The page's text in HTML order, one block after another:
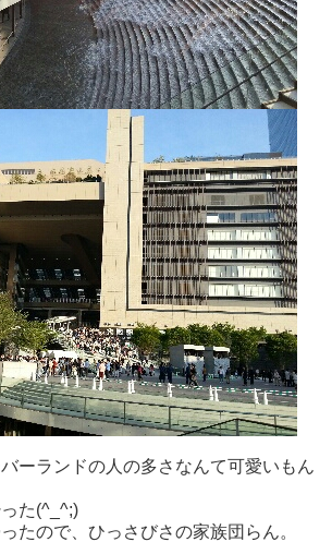
ーランドの人の多さなんて可愛いもん
た(^_^;)
たので、ひっさびさの家族団らん。